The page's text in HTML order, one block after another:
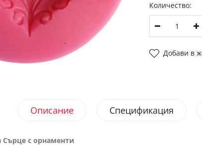
Количество:
Добави в
Описание Спецификация
с орнаменти